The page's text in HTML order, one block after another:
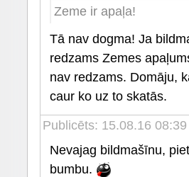
Zeme ir apaļa!
Tā nav dogma! Ja
redzams Zemes
nav redzams. Domāju,
caur ko uz to skatās.
Publicēts: 15.08.16 08:39
Nevajag bildmašīnu,
bumbu.